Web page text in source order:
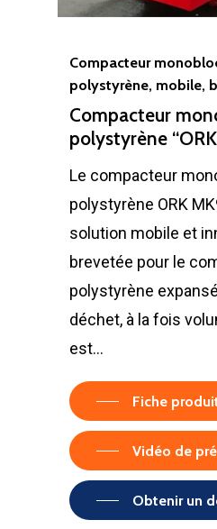
Compacteur
polystyrène, mobile,
Compacteur
polystyrène
Le compacteur
polystyrène ORK
solution mobile et
brevetée pour le
polystyrène
déchet, à la fois
est…
Fiche
Vidéo de
Obtenir un